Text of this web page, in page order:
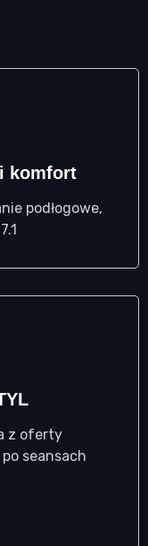
komfort
podłogowe,
z oferty
seansach